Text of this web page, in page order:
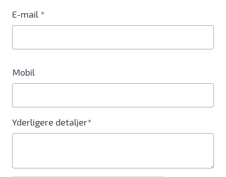
E-mail *
Mobil
Yderligere detaljer*